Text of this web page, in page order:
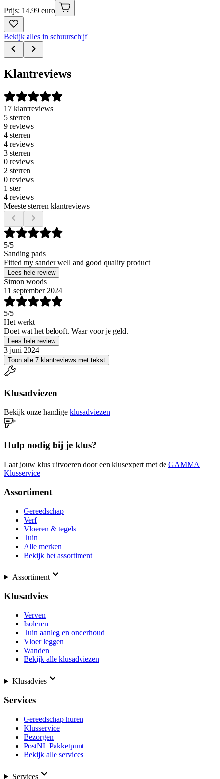
Prijs: 14.99 euro
Bekijk alles in schuurschijf
Klantreviews
17 klantreviews
5 sterren
9 reviews
4 sterren
4 reviews
3 sterren
0 reviews
2 sterren
0 reviews
1 ster
4 reviews
Meeste sterren klantreviews
5/5
Sanding pads
Fitted my sander well and good quality product
Lees hele review
Simon woods
11 september 2024
5/5
Het werkt
Doet wat het belooft. Waar voor je geld.
Lees hele review
3 juni 2024
Toon alle 7 klantreviews met tekst
Klusadviezen
Bekijk onze handige klusadviezen
Hulp nodig bij je klus?
Laat jouw klus uitvoeren door een klusexpert met de GAMMA
Klusservice
Assortiment
Gereedschap
Verf
Vloeren & tegels
Tuin
Alle merken
Bekijk het assortiment
Assortiment
Klusadvies
Verven
Isoleren
Tuin aanleg en onderhoud
Vloer leggen
Wanden
Bekijk alle klusadviezen
Klusadvies
Services
Gereedschap huren
Klusservice
Bezorgen
PostNL Pakketpunt
Bekijk alle services
Services